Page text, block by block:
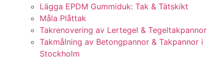
Lägga EPDM Gummiduk: Tak & Tätskikt
Måla Plåttak
Takrenovering av Lertegel & Tegeltakpannor
Takmålning av Betongpannor & Takpannor i
Stockholm